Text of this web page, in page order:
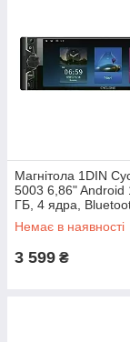
Магнітола 1DIN
5003 6,86" Android
ГБ, 4 ядра,
CarPlay, Android
Немає в наявності
3 599 ₴